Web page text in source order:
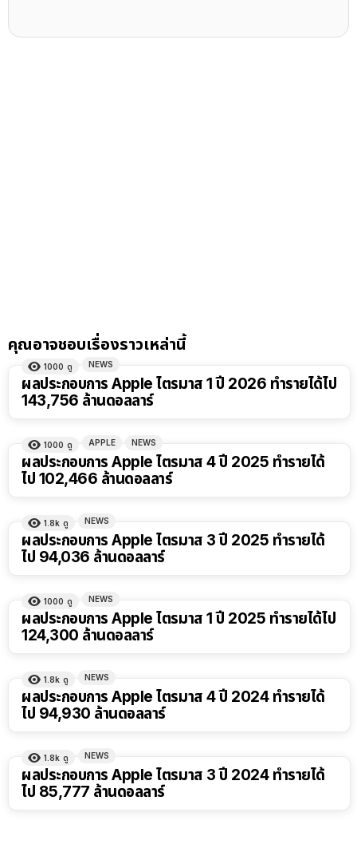
คุณอาจชอบเรื่องราวเหล่านี้
1000 ดู NEWS
ผลประกอบการ Apple ไตรมาส 1 ปี 2026 ทำรายได้ไป
143,756 ล้านดอลลาร์
1000 ดู APPLE NEWS
ผลประกอบการ Apple ไตรมาส 4 ปี 2025 ทำรายได้
ไป 102,466 ล้านดอลลาร์
1.8k ดู NEWS
ผลประกอบการ Apple ไตรมาส 3 ปี 2025 ทำรายได้
ไป 94,036 ล้านดอลลาร์
1000 ดู NEWS
ผลประกอบการ Apple ไตรมาส 1 ปี 2025 ทำรายได้ไป
124,300 ล้านดอลลาร์
1.8k ดู NEWS
ผลประกอบการ Apple ไตรมาส 4 ปี 2024 ทำรายได้
ไป 94,930 ล้านดอลลาร์
1.8k ดู NEWS
ผลประกอบการ Apple ไตรมาส 3 ปี 2024 ทำรายได้
ไป 85,777 ล้านดอลลาร์